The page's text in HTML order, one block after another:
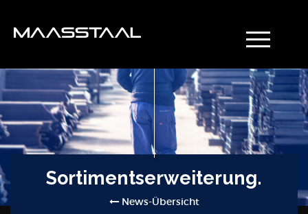
Sortimentserweiterung.
News-Übersicht